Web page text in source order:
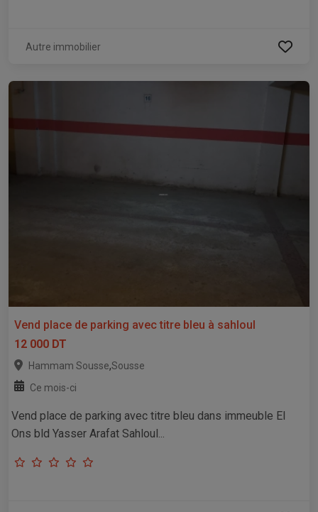
Autre immobilier
Vend place de parking avec titre bleu à sahloul
12 000 DT
Hammam Sousse,Sousse
Ce mois-ci
Vend place de parking avec titre bleu dans immeuble El
Ons bld Yasser Arafat Sahloul...